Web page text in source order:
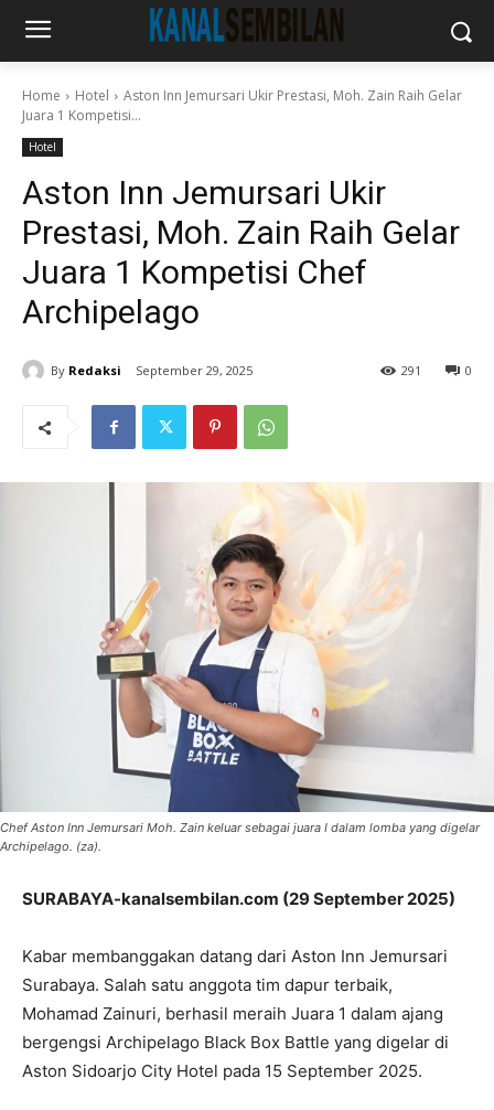
Home Hotel
Aston Inn Jemursari Ukir Prestasi, Moh. Zain Raih Gelar
Juara 1 Kompetisi...
Hotel
Aston Inn Jemursari Ukir
Prestasi, Moh. Zain Raih Gelar
Juara 1 Kompetisi Chef
Archipelago
By Redaksi September 29, 2025 0
291
Chef Aston Inn Jemursari Moh. Zain keluar sebagai juara I dalam lomba yang digelar
Archipelago. (za).
SURABAYA-kanalsembilan.com (29 September 2025)
Kabar membanggakan datang dari Aston Inn Jemursari
Surabaya. Salah satu anggota tim dapur terbaik,
Mohamad Zainuri, berhasil meraih Juara 1 dalam ajang
bergengsi Archipelago Black Box Battle yang digelar di
Aston Sidoarjo City Hotel pada 15 September 2025.